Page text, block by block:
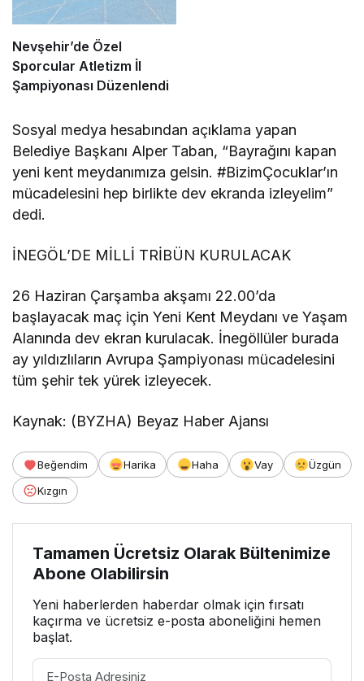
Nevşehir’de Özel
Sporcular Atletizm İl
Şampiyonası Düzenlendi
Sosyal medya hesabından açıklama yapan
Belediye Başkanı Alper Taban, “Bayrağını kapan
yeni kent meydanımıza gelsin. #BizimÇocuklar’ın
mücadelesini hep birlikte dev ekranda izleyelim”
dedi.
İNEGÖL’DE MİLLİ TRİBÜN KURULACAK
26 Haziran Çarşamba akşamı 22.00’da
başlayacak maç için Yeni Kent Meydanı ve Yaşam
Alanında dev ekran kurulacak. İnegöllüler burada
ay yıldızlıların Avrupa Şampiyonası mücadelesini
tüm şehir tek yürek izleyecek.
Kaynak: (BYZHA) Beyaz Haber Ajansı
Beğendim Harika Haha Vay
Üzgün
Kızgın
Tamamen Ücretsiz Olarak Bültenimize
Abone Olabilirsin
Yeni haberlerden haberdar olmak için fırsatı
kaçırma ve ücretsiz e-posta aboneliğini hemen
başlat.